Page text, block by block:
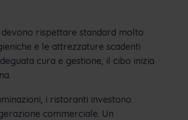
rispettare standard molto
e le attrezzature scadenti
cura e gestione, il cibo inizia
i ristoranti investono
commerciale. Un